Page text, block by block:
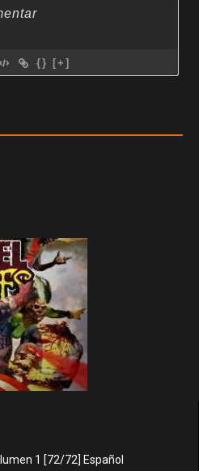
{} [+]
1 [72/72] Español